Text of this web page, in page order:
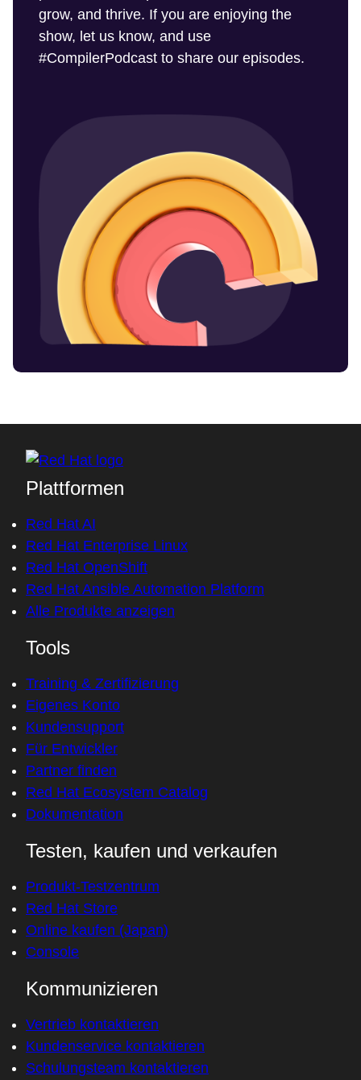
grow, and thrive. If you are enjoying the
show, let us know, and use
#CompilerPodcast to share our episodes.
Plattformen
Red Hat AI
Red Hat Enterprise Linux
Red Hat OpenShift
Red Hat Ansible Automation Platform
Alle Produkte anzeigen
Tools
Training & Zertifizierung
Eigenes Konto
Kundensupport
Für Entwickler
Partner finden
Red Hat Ecosystem Catalog
Dokumentation
Testen, kaufen und verkaufen
Produkt-Testzentrum
Red Hat Store
Online kaufen (Japan)
Console
Kommunizieren
Vertrieb kontaktieren
Kundenservice kontaktieren
Schulungsteam kontaktieren